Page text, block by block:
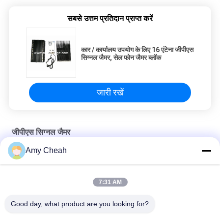
सबसे उत्तम प्रतिदान प्राप्त करें
कार / कार्यालय उपयोग के लिए 16 एंटेना जीपीएस
सिग्नल जैमर, सेल फोन जैमर ब्लॉक
जारी रखें
जीपीएस सिग्नल जैमर
कार 4 एंटीना जैमिंग रेंज 1-20m . के लिए सेल फोन जीपीएस सिग्नल जैमर
Amy Cheah
7:31 AM
Good day, what product are you looking for?